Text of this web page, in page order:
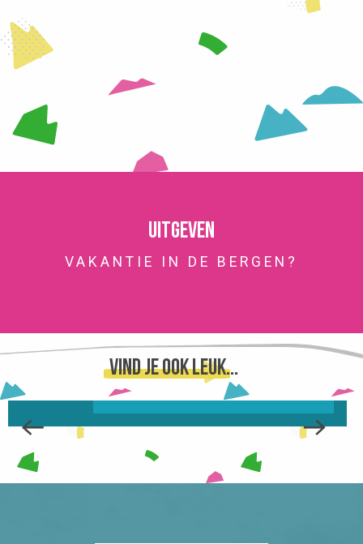
Uitgeven
VAKANTIE IN DE BERGEN?
Vind je ook leuk...
L’ÉCHAPPÉE BELLE
WE VERTELLEN JE ER ALLES OVER ...